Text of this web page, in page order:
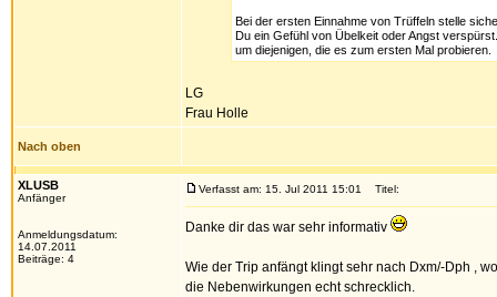
Bei der ersten Einnahme von Trüffeln stelle
Du ein Gefühl von Übelkeit oder Angst
um diejenigen, die es zum ersten Mal probieren.
LG
Frau Holle
Nach oben
XLUSB
Anfänger
Anmeldungsdatum:
14.07.2011
Beiträge: 4
Verfasst am: 15. Jul 2011 15:01 Titel:
Danke dir das war sehr informativ
Wie der Trip anfängt klingt sehr nach Dxm/-Dph ,
die Nebenwirkungen echt schrecklich.